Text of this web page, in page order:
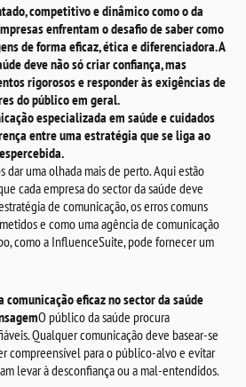
competitivo e dinâmico como o da
enfrentam o desafio de saber como
de forma eficaz, ética e diferenciadora. A
deve não só criar confiança, mas
rigorosos e responder às exigências de
do público em geral.
especializada em saúde e cuidados
entre uma estratégia que se liga ao
dar uma olhada mais de perto. Aqui estão
cada empresa do sector da saúde deve
de comunicação, os erros comuns
e como uma agência de comunicação
como a InfluenceSuite, pode fornecer um
comunicação eficaz no sector da saúde
O público da saúde procura
Qualquer comunicação deve basear-se
compreensível para o público-alvo e evitar
levar à desconfiança ou a mal-entendidos.